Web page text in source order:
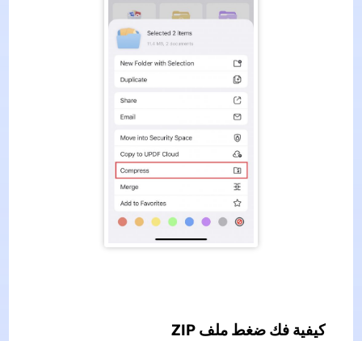
كيفية فك ضغط ملف ZIP